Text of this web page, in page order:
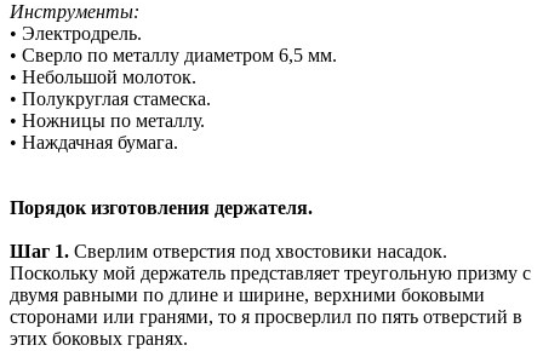
Инструменты:
• Электродрель.
• Сверло по металлу диаметром 6,5 мм.
• Небольшой молоток.
• Полукруглая стамеска.
• Ножницы по металлу.
• Наждачная бумага.
Порядок изготовления держателя.
Шаг 1. Сверлим отверстия под хвостовики насадок.
Поскольку мой держатель представляет треугольную призму с
двумя равными по длине и ширине, верхними боковыми
сторонами или гранями, то я просверлил по пять отверстий в
этих боковых гранях.